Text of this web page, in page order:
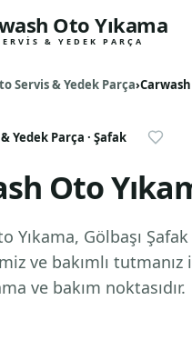
Oto Yıkama
& YEDEK PARÇA
Servis & Yedek Parça
Yedek Parça · Şafak
Oto
Yıkama, Gölbaşı
ve bakımlı
ve bakım noktasıdır.